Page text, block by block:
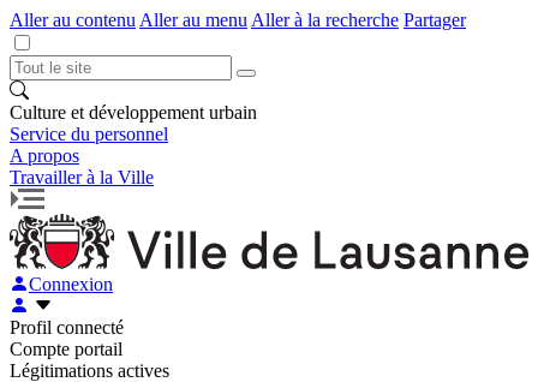
Aller au contenu Aller au menu Aller à la recherche Partager
Culture et développement urbain
Service du personnel
A propos
Travailler à la Ville
Connexion
Profil connecté
Compte portail
Légitimations actives